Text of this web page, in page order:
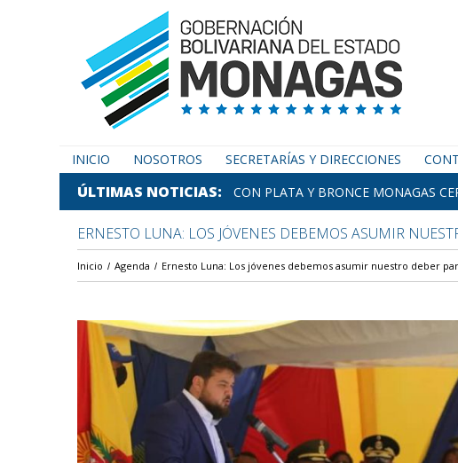
INICIO NOSOTROS SECRETARÍAS Y DIRECCIONES
ÚLTIMAS NOTICIAS CON PLATA Y BRONCE MONAGAS
ERNESTO LUNA: LOS JÓVENES DEBEMOS ASUMIR
Inicio Agenda Ernesto Luna: Los jóvenes debemos asumir nuestro deber